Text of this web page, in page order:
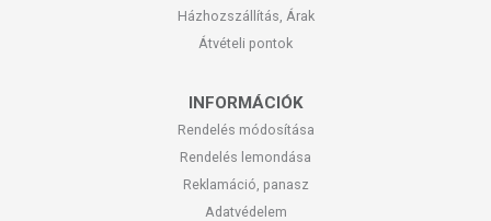
Házhozszállítás, Árak
Átvételi pontok
INFORMÁCIÓK
Rendelés módosítása
Rendelés lemondása
Reklamáció, panasz
Adatvédelem